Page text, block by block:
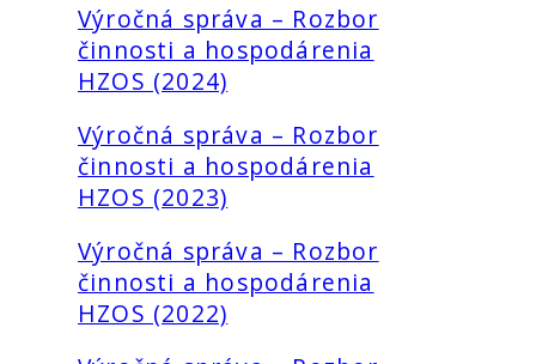
Výročná správa – Rozbor
činnosti a hospodárenia
HZOS (2024)
Výročná správa – Rozbor
činnosti a hospodárenia
HZOS (2023)
Výročná správa – Rozbor
činnosti a hospodárenia
HZOS (2022)